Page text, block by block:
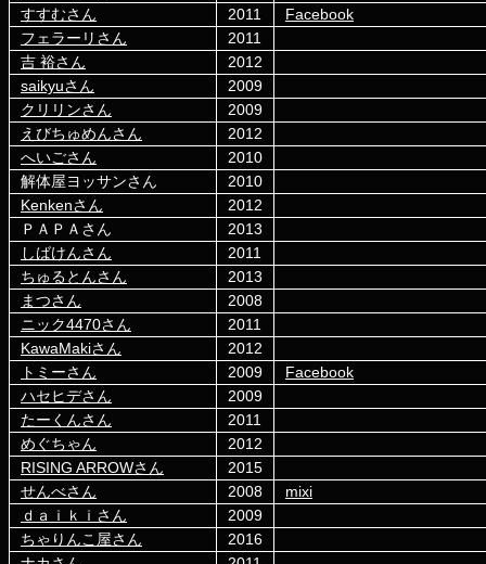
すすむさん
2011
Facebook
フェラーリさん
2011
吉 裕さん
2012
saikyuさん
2009
クリリンさん
2009
えびちゅめんさん
2012
へいごさん
2010
解体屋ヨッサンさん
2010
Kenkenさん
2012
ＰＡＰＡさん
2013
しばけんさん
2011
ちゅるとんさん
2013
まつさん
2008
ニック4470さん
2011
KawaMakiさん
2012
トミーさん
2009
Facebook
ハセヒデさん
2009
たーくんさん
2011
めぐちゃん
2012
RISING ARROWさん
2015
せんべさん
2008
mixi
ｄａｉｋｉさん
2009
ちゃりんこ屋さん
2016